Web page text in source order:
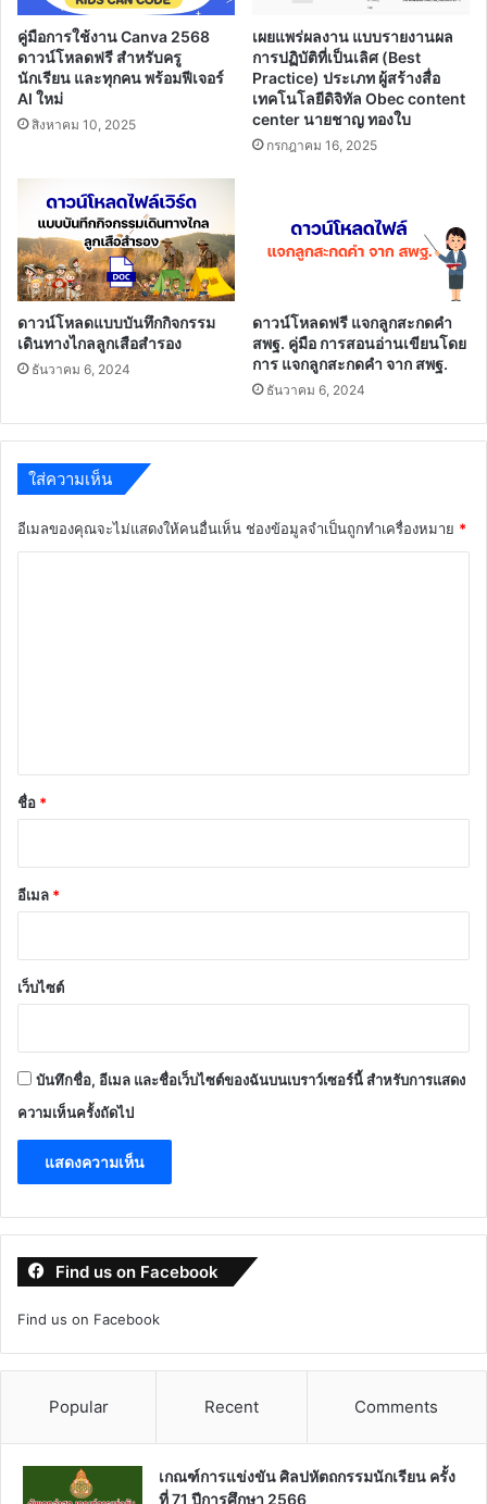
ประเมิน
คู่มือการใช้งาน Canva 2568
ดาวน์โหลดฟรี สำหรับครู
นักเรียน และทุกคน พร้อมฟีเจอร์
AI ใหม่
สิงหาคม 10, 2025
เผยแพร่ผลงาน แบบรายงานผล
การปฏิบัติที่เป็นเลิศ (Best
Practice) ประเภท ผู้สร้างสื่อ
เทคโนโลยีดิจิทัล Obec content
center นายชาญ ทองใบ
กรกฎาคม 16, 2025
ดาวน์โหลดแบบบันทึกกิจกรรม
เดินทางไกลลูกเสือสำรอง
ธันวาคม 6, 2024
ดาวน์โหลดฟรี แจกลูกสะกดคำ
สพฐ. คู่มือ การสอนอ่านเขียนโดย
การ แจกลูกสะกดคำ จาก สพฐ.
ธันวาคม 6, 2024
ใส่ความเห็น
อีเมลของคุณจะไม่แสดงให้คนอื่นเห็น ช่องข้อมูลจำเป็นถูกทำเครื่องหมาย *
*
ชื่อ *
อีเมล *
เว็บไซต์
บันทึกชื่อ, อีเมล และชื่อเว็บไซต์ของฉันบนเบราว์เซอร์นี้ สำหรับการแสดง
ความเห็นครั้งถัดไป
Find us on Facebook
Find us on Facebook
Popular Recent Comments
เกณฑ์การแข่งขัน ศิลปหัตถกรรมนักเรียน ครั้ง
ที่ 71 ปีการศึกษา 2566